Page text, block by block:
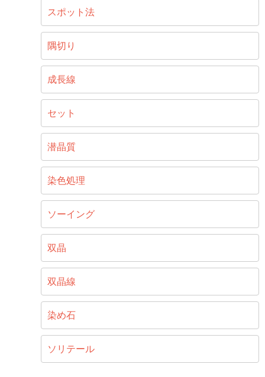
スポット法
隅切り
成長線
セット
潜晶質
染色処理
ソーイング
双晶
双晶線
染め石
ソリテール